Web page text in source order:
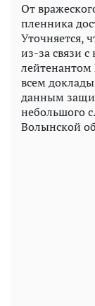
От
пленника
Уточняется,
из-за связи
всем
данным
небольшого
Волынской